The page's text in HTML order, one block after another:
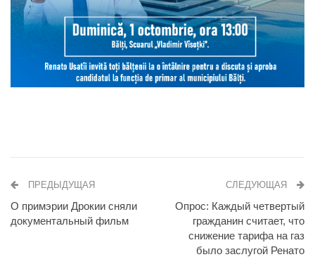
ПРЕДЫДУЩАЯ
О примэрии Дрокии сняли
документальный фильм
СЛЕДУЮЩАЯ
Опрос: Каждый четвертый
гражданин считает, что
снижение тарифа на газ
было заслугой Ренато